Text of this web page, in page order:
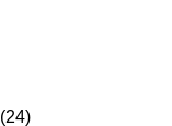
(24)